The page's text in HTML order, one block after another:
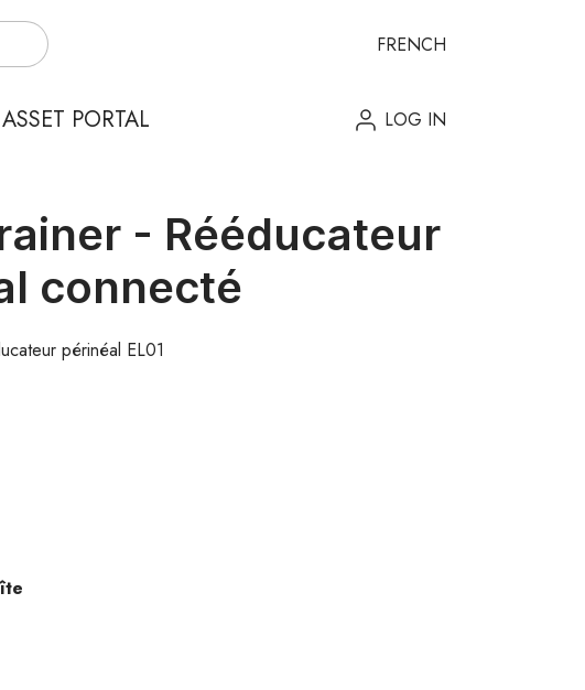
FRENCH
PORTAL LOG IN
- Rééducateur
connecté
périnéal EL01